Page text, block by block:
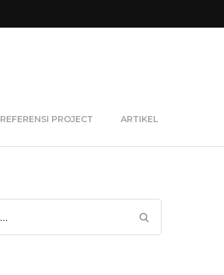
REFERENSI PROJECT ARTIKEL